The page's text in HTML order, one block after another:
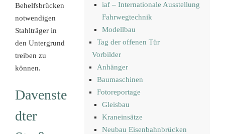
Behelfsbrücken
notwendigen
Stahlträger in
den Untergrund
treiben zu
können.
Davenste
dter
iaf – Internationale Ausstellung
Fahrwegtechnik
Modellbau
Tag der offenen Tür
Vorbilder
Anhänger
Baumaschinen
Fotoreportage
Gleisbau
Kraneinsätze
Neubau Eisenbahnbrücken